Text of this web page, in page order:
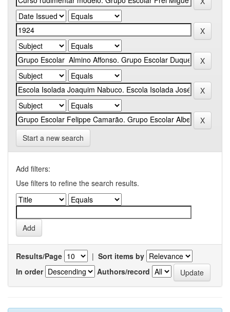
Start a new search
Add filters:
Use filters to refine the search results.
Results/Page | Sort items by
In order
Authors/record